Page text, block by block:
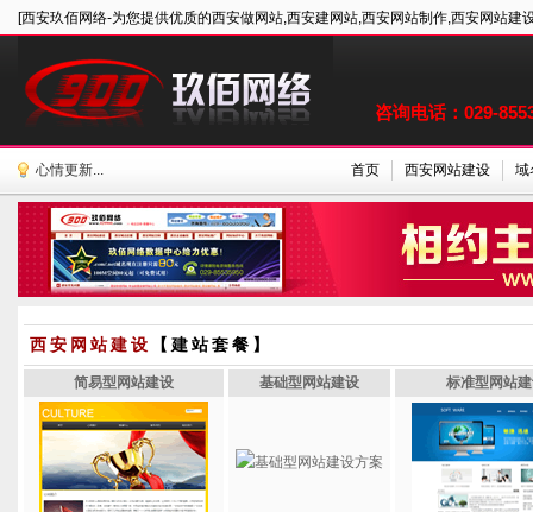
[西安玖佰网络-为您提供优质的西安做网站,西安建网站,西安网站制作,西安网站建
咨询电话：029-
心情更新... 首页 西安网站建设 域
西安网站建设 【建站套餐】
简易型网站建设 基础型网站建设 标准型网站